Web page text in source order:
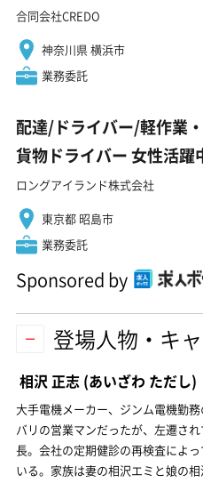
合同会社CREDO
神奈川県 横浜市
業務委託
配達/ドライバー/軽作業
貨物ドライバー 女性活躍
ロングアイランド株式会社
東京都 昭島市
業務委託
Sponsored by
登場人物・キ
相沢 正志 (あいざわ ただし)
大手電機メーカー、ジンム電機勤
バリの営業マンだったが、左遷さ
長。会社の定期健診の再検査によ
いる。家族は妻の相沢エミと娘の